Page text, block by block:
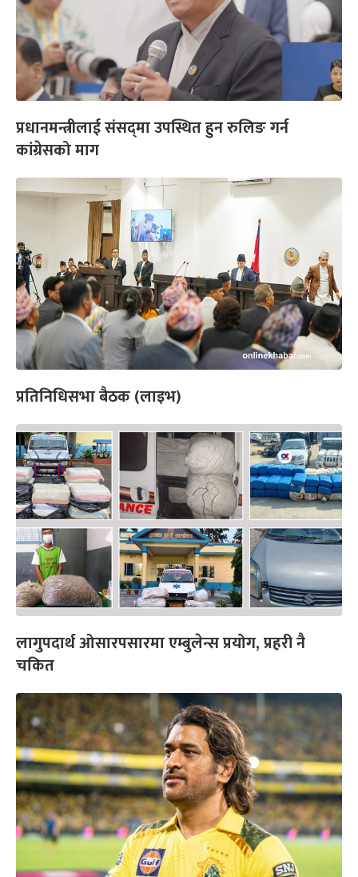
प्रधानमन्त्रीलाई संसद्‌मा उपस्थित हुन रुलिङ गर्न
कांग्रेसको माग
प्रतिनिधिसभा बैठक (लाइभ)
लागुपदार्थ ओसारपसारमा एम्बुलेन्स प्रयोग, प्रहरी नै
चकित